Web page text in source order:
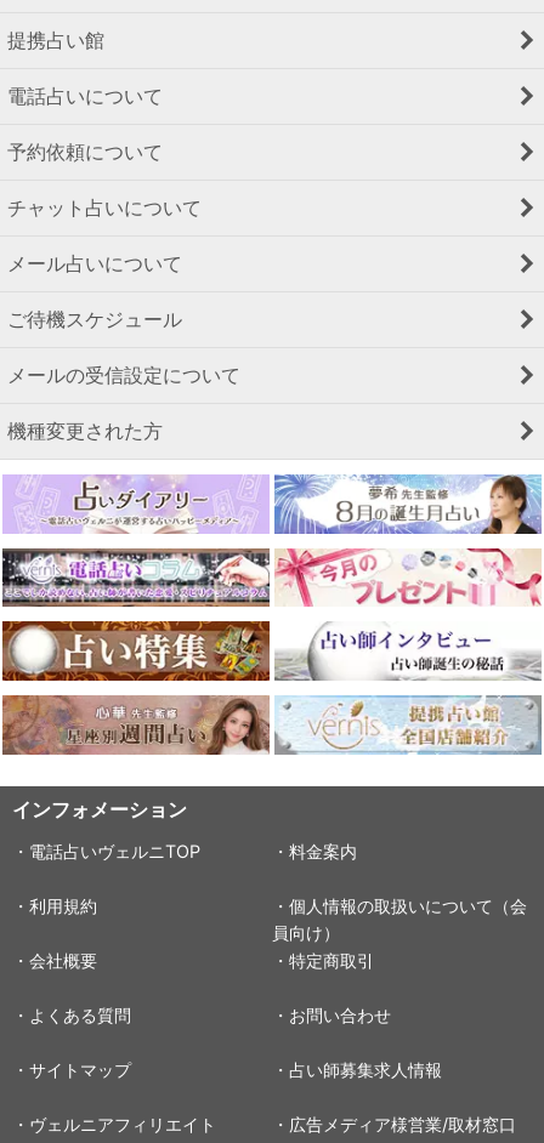
提携占い館
電話占いについて
予約依頼について
チャット占いについて
メール占いについて
ご待機スケジュール
メールの受信設定について
機種変更された方
インフォメーション
・電話占いヴェルニTOP ・料金案内
・利用規約
・個人情報の取扱いについて（会
員向け）
・会社概要
・特定商取引
・よくある質問 ・お問い合わせ
・サイトマップ ・占い師募集求人情報
・ヴェルニアフィリエイト ・広告メディア様営業/取材窓口